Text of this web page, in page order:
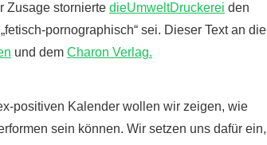
Zusage stornierte dieUmweltDruckerei den
pornographisch“ sei. Dieser Text an die
und dem Charon Verlag.
positiven Kalender wollen wir zeigen, wie
sein können. Wir setzen uns dafür ein,